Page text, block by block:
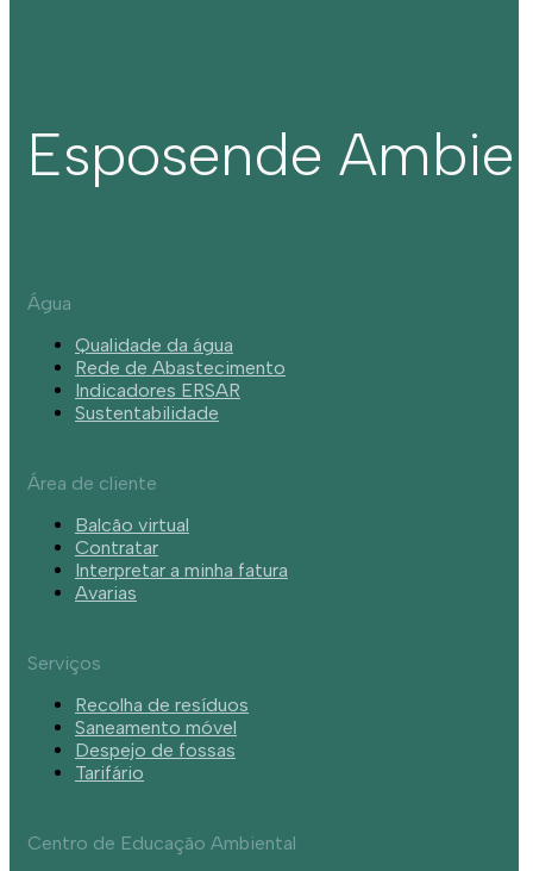
Esposende
Água
Qualidade da água
Rede de Abastecimento
Indicadores ERSAR
Sustentabilidade
Área de cliente
Balcão virtual
Contratar
Interpretar a minha fatura
Avarias
Serviços
Recolha de resíduos
Saneamento móvel
Despejo de fossas
Tarifário
Centro de Educação Ambiental